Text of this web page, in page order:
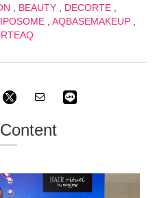
BEAUTY, DECORTE,
AQBASEMAKEUP